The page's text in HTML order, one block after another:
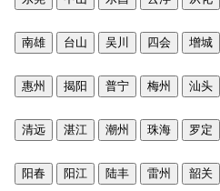
南雄 台山 吴川 四会 增城
惠州 揭阳 普宁 梅州 汕头
清远 湛江 潮州 珠海 罗定
阳春 阳江 陆丰 雷州 韶关